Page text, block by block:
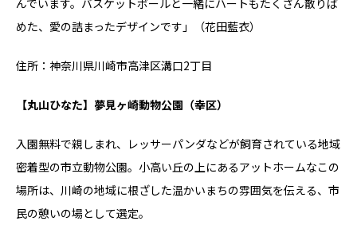
んでいます。バスケットボールと一緒にハートもたくさん散りば
めた、愛の詰まったデザインです」（花田藍衣）
住所：神奈川県川崎市高津区溝口2丁目
【丸山ひなた】夢見ヶ崎動物公園（幸区）
入園無料で親しまれ、レッサーパンダなどが飼育されている地域
密着型の市立動物公園。小高い丘の上にあるアットホームなこの
場所は、川崎の地域に根ざした温かいまちの雰囲気を伝える、市
民の憩いの場として選定。